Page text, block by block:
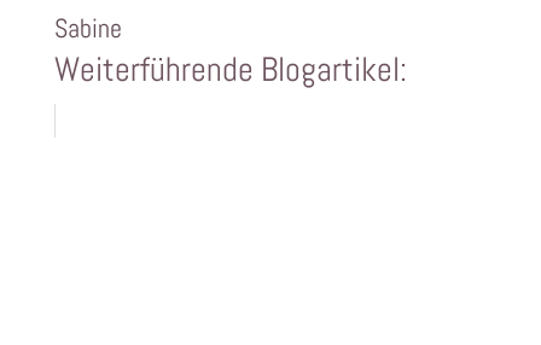
Sabine
Weiterführende Blogartikel: